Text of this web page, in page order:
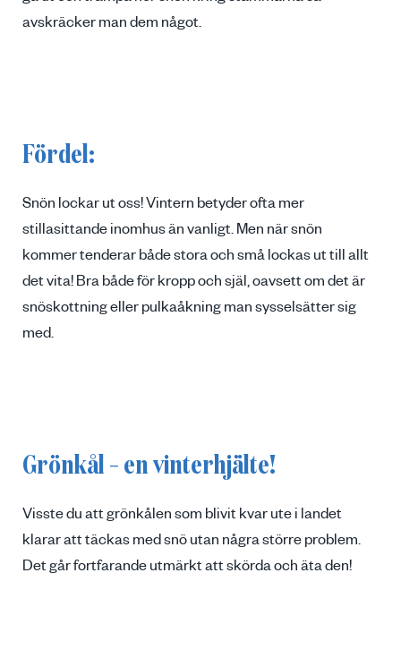
avskräcker man dem något.
Fördel:
Snön lockar ut oss! Vintern betyder ofta mer
stillasittande inomhus än vanligt. Men när snön
kommer tenderar både stora och små lockas ut till allt
det vita! Bra både för kropp och själ, oavsett om det är
snöskottning eller pulkaåkning man sysselsätter sig
med.
Grönkål – en vinterhjälte!
Visste du att grönkålen som blivit kvar ute i landet
klarar att täckas med snö utan några större problem.
Det går fortfarande utmärkt att skörda och äta den!